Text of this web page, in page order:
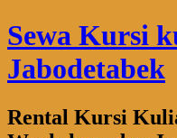
Sewa Kursi
Jabodetabek
Rental Kursi